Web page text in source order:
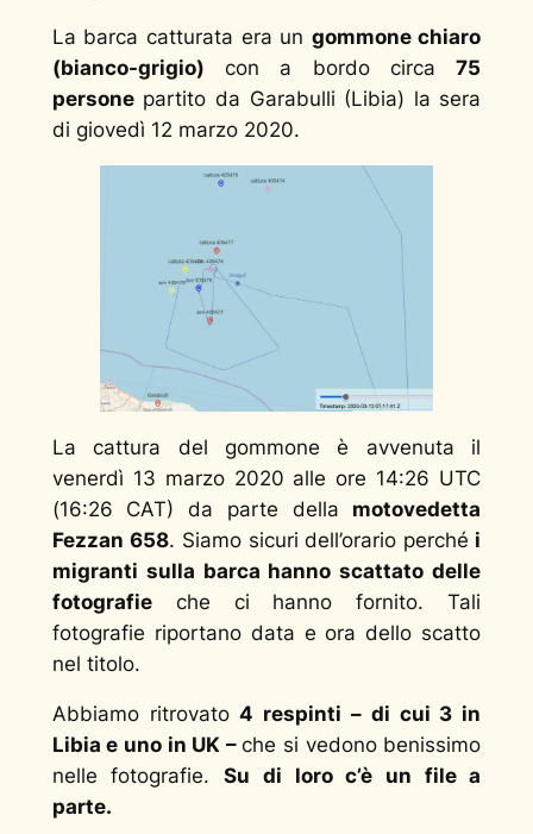
La barca catturata era un gommone chiaro
(bianco-grigio) con a bordo circa75
personepartito da Garabulli (Libia) la sera
di giovedì 12 marzo 2020.
La cattura del gommone è avvenuta il
venerdì 13 marzo 2020 alle ore 14:26 UTC
(16:26 CAT) da parte della motovedetta
Fezzan 658. Siamo sicuri dell’orario perché i
migranti sulla barca hanno scattato delle
fotografieche ci hanno fornito. Tali
fotografie riportano data e ora dello scatto
nel titolo.
Abbiamo ritrovato4 respinti – di cui 3 in
Libia e uno in UK –che si vedono benissimo
nelle fotografie.Su di loro c’è un file a
parte.